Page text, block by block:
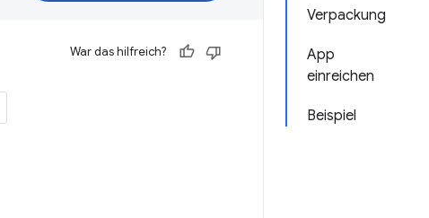
Verpackung
App
einreichen
Beispiel
War das hilfreich?